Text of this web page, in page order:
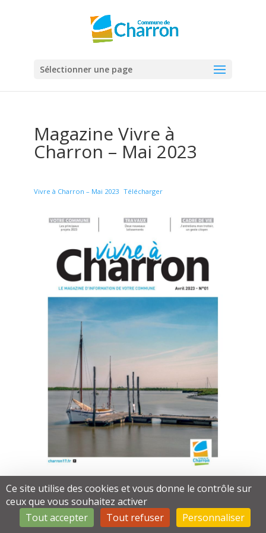
Ce site utilise des cookies et vous donne le contrôle sur
ceux que vous souhaitez activer
Tout accepter
Tout refuser Personnaliser
Sélectionner une page
Magazine Vivre à
Charron – Mai 2023
Vivre à Charron – Mai 2023 Télécharger